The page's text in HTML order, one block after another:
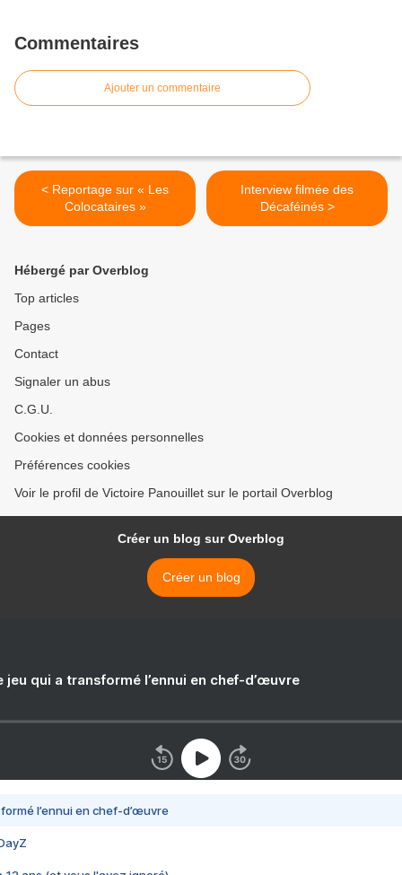
Commentaires
Ajouter un commentaire
< Reportage sur « Les
Colocataires »
Interview filmée des
Décaféinés >
Hébergé par Overblog
Top articles
Pages
Contact
Signaler un abus
C.G.U.
Cookies et données personnelles
Préférences cookies
Voir le profil de Victoire Panouillet sur le portail Overblog
Créer un blog sur Overblog
Créer un blog
jeu qui a transformé l’ennui en chef-d’œuvre
l’ennui en chef-d’œuvre